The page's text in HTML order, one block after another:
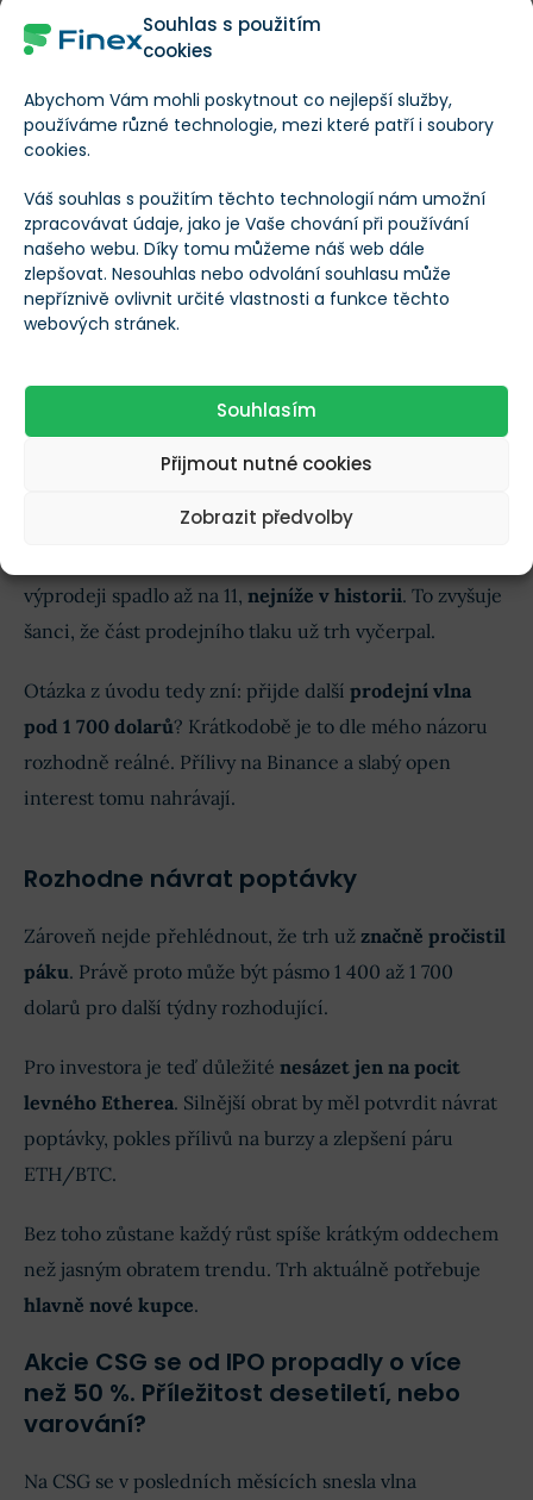
Souhlas s použitím
cookies
Abychom Vám mohli poskytnout co nejlepší služby,
používáme různé technologie, mezi které patří i soubory
cookies.
Váš souhlas s použitím těchto technologií nám umožní
zpracovávat údaje, jako je Vaše chování při používání
našeho webu. Díky tomu můžeme náš web dále
zlepšovat. Nesouhlas nebo odvolání souhlasu může
nepříznivě ovlivnit určité vlastnosti a funkce těchto
webových stránek.
Souhlasím
Přijmout nutné cookies
Zobrazit předvolby
2023mezi 1 289 a 1 071 dolary. Tam by trh hledal silnější
Trader Ardi upozornil, že některé signály už
připomínají tvorbu dna
dlouhodobého akceptačního pásma, kde v minulosti
vznikala makro minima.
Přílivy ETH na Binance a nová nabídka Etheru
výprodeji spadlo až na 11, nejníže v historii. To zvyšuje
šanci, že část prodejního tlaku už trh vyčerpal.
Otázka z úvodu tedy zní: přijde další prodejní vlna
pod 1 700 dolarů? Krátkodobě je to dle mého názoru
rozhodně reálné. Přílivy na Binance a slabý open
interest tomu nahrávají.
Rozhodne návrat poptávky
Zároveň nejde přehlédnout, že trh už značně pročistil
páku. Právě proto může být pásmo 1 400 až 1 700
dolarů pro další týdny rozhodující.
Pro investora je teď důležité nesázet jen na pocit
levného Etherea. Silnější obrat by měl potvrdit návrat
poptávky, pokles přílivů na burzy a zlepšení páru
ETH/BTC.
Bez toho zůstane každý růst spíše krátkým oddechem
než jasným obratem trendu. Trh aktuálně potřebuje
hlavně nové kupce.
Akcie CSG se od IPO propadly o více
než 50 %. Příležitost desetiletí, nebo
varování?
Na CSG se v posledních měsících snesla vlna